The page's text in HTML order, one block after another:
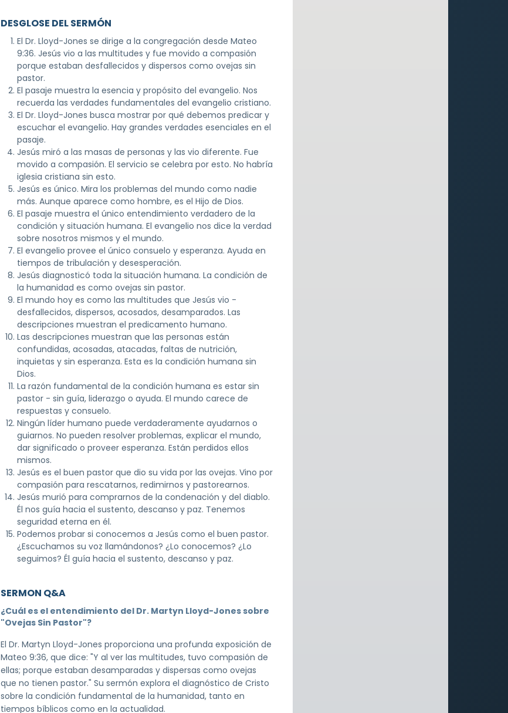
DESGLOSE DEL SERMÓN
El Dr. Lloyd-Jones se dirige a la congregación desde Mateo
9:36. Jesús vio a las multitudes y fue movido a compasión
porque estaban desfallecidos y dispersos como ovejas sin
pastor.
El pasaje muestra la esencia y propósito del evangelio. Nos
recuerda las verdades fundamentales del evangelio cristiano.
El Dr. Lloyd-Jones busca mostrar por qué debemos predicar y
escuchar el evangelio. Hay grandes verdades esenciales en el
pasaje.
Jesús miró a las masas de personas y las vio diferente. Fue
movido a compasión. El servicio se celebra por esto. No habría
iglesia cristiana sin esto.
Jesús es único. Mira los problemas del mundo como nadie
más. Aunque aparece como hombre, es el Hijo de Dios.
El pasaje muestra el único entendimiento verdadero de la
condición y situación humana. El evangelio nos dice la verdad
sobre nosotros mismos y el mundo.
El evangelio provee el único consuelo y esperanza. Ayuda en
tiempos de tribulación y desesperación.
Jesús diagnosticó toda la situación humana. La condición de
la humanidad es como ovejas sin pastor.
El mundo hoy es como las multitudes que Jesús vio -
desfallecidos, dispersos, acosados, desamparados. Las
descripciones muestran el predicamento humano.
Las descripciones muestran que las personas están
confundidas, acosadas, atacadas, faltas de nutrición,
inquietas y sin esperanza. Esta es la condición humana sin
Dios.
La razón fundamental de la condición humana es estar sin
pastor - sin guía, liderazgo o ayuda. El mundo carece de
respuestas y consuelo.
Ningún líder humano puede verdaderamente ayudarnos o
guiarnos. No pueden resolver problemas, explicar el mundo,
dar significado o proveer esperanza. Están perdidos ellos
mismos.
Jesús es el buen pastor que dio su vida por las ovejas. Vino por
compasión para rescatarnos, redimirnos y pastorearnos.
Jesús murió para comprarnos de la condenación y del diablo.
Él nos guía hacia el sustento, descanso y paz. Tenemos
seguridad eterna en él.
Podemos probar si conocemos a Jesús como el buen pastor.
¿Escuchamos su voz llamándonos? ¿Lo conocemos? ¿Lo
seguimos? Él guía hacia el sustento, descanso y paz.
SERMON Q&A
¿Cuál es el entendimiento del Dr. Martyn Lloyd-Jones sobre
"Ovejas Sin Pastor"?
El Dr. Martyn Lloyd-Jones proporciona una profunda exposición de
Mateo 9:36, que dice: "Y al ver las multitudes, tuvo compasión de
ellas; porque estaban desamparadas y dispersas como ovejas
que no tienen pastor." Su sermón explora el diagnóstico de Cristo
sobre la condición fundamental de la humanidad, tanto en
tiempos bíblicos como en la actualidad.